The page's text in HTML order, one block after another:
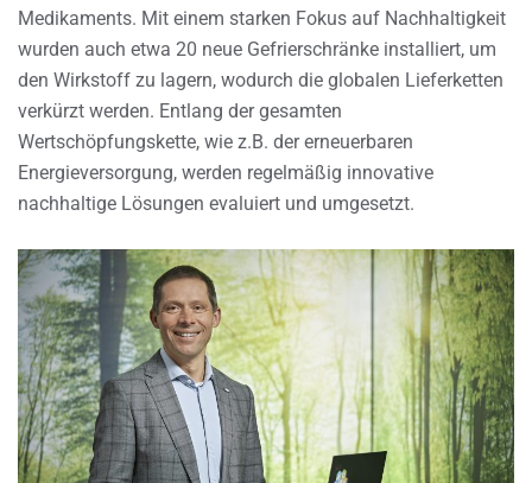
Medikaments. Mit einem starken Fokus auf Nachhaltigkeit
wurden auch etwa 20 neue Gefrierschränke installiert, um
den Wirkstoff zu lagern, wodurch die globalen Lieferketten
verkürzt werden. Entlang der gesamten
Wertschöpfungskette, wie z.B. der erneuerbaren
Energieversorgung, werden regelmäßig innovative
nachhaltige Lösungen evaluiert und umgesetzt.